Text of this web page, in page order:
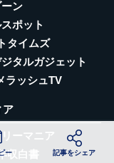
ン
ポット
タイムズ
タルガジェット
ラッシュTV
ア
ーマニア
収白書
ー 記事をシェア